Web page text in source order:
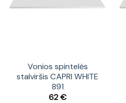
Vonios spintelės
stalviršis CAPRI WHITE
891
62€